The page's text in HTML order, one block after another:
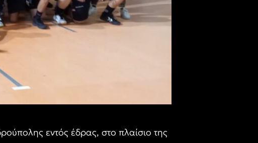
εντός έδρας, στο πλαίσιο της